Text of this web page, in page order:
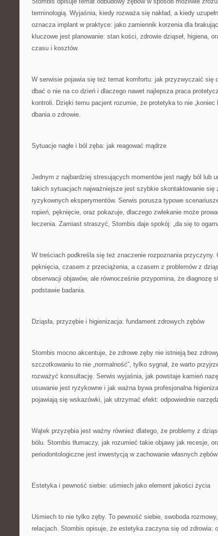
terminologią. Wyjaśnia, kiedy rozważa się nakład, a kiedy
oznacza implant w praktyce: jako zamiennik korzenia dla
kluczowe jest planowanie: stan kości, zdrowie dziąseł, higiena,
czasu i kosztów.
W serwisie pojawia się też temat komfortu: jak przyzwyczaić się
dbać o nie na co dzień i dlaczego nawet najlepsza praca
kontroli. Dzięki temu pacjent rozumie, że protetyka to nie
dbania o zdrowie.
Sytuacje nagłe i ból zęba: jak reagować mądrze
Jednym z najbardziej stresujących momentów jest nagły ból lub
takich sytuacjach najważniejsze jest szybkie skontaktowanie się
ryzykownych eksperymentów. Serwis porusza typowe
ropień, pęknięcie, oraz pokazuje, dlaczego zwlekanie może
leczenia. Zamiast straszyć, Stombis daje spokój: „da się to
W treściach podkreśla się też znaczenie rozpoznania przyczyny.
pęknięcia, czasem z przeciążenia, a czasem z problemów z
obserwacji objawów, ale równocześnie przypomina, że diagnozę
podstawie badania.
Dziąsła, przyzębie i higienizacja: fundament zdrowych zębów
Stombis mocno akcentuje, że zdrowe zęby nie istnieją bez
szczotkowaniu to nie „normalność”, tylko sygnał, że warto
rozważyć konsultację. Serwis wyjaśnia, jak powstaje kamień
usuwanie jest ryzykowne i jak ważna bywa profesjonalna
pojawiają się wskazówki, jak utrzymać efekt: odpowiednie
Wątek przyzębia jest ważny również dlatego, że problemy z
bólu. Stombis tłumaczy, jak rozumieć takie objawy jak recesje,
periodontologiczne jest inwestycją w zachowanie własnych
Estetyka i pewność siebie: uśmiech jako element jakości życia
Uśmiech to nie tylko zęby. To pewność siebie, swoboda
relacjach. Stombis opisuje, że estetyka zaczyna się od zdrowia: